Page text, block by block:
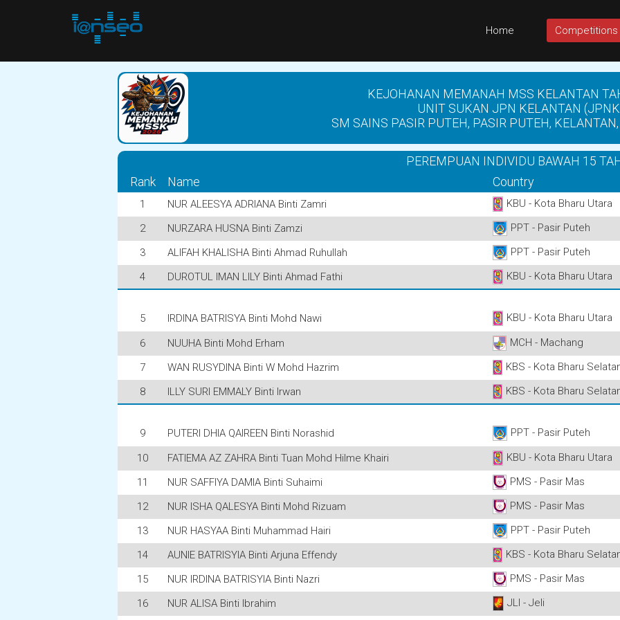
Home Competitions
KEJOHANAN MEMANAH MSS KELANTAN
UNIT SUKAN JPN KELANTAN
SM SAINS PASIR PUTEH, PASIR PUTEH,
PEREMPUAN INDIVIDU BAWAH 15
Rank
Name Country
1 NUR ALEESYA ADRIANA Binti Zamri KBU - Kota Bharu Utara
2 NURZARA HUSNA Binti Zamzi PPT - Pasir Puteh
3 ALIFAH KHALISHA Binti Ahmad Ruhullah PPT - Pasir Puteh
4 DUROTUL IMAN LILY Binti Ahmad Fathi KBU - Kota Bharu Utara
5 IRDINA BATRISYA Binti Mohd Nawi KBU - Kota Bharu Utara
6 NUUHA Binti Mohd Erham MCH - Machang
7 WAN RUSYDINA Binti W Mohd Hazrim KBS - Kota Bharu
8 ILLY SURI EMMALY Binti Irwan KBS - Kota Bharu
9 PUTERI DHIA QAIREEN Binti Norashid PPT - Pasir Puteh
10 FATIEMA AZ ZAHRA Binti Tuan Mohd Hilme Khairi KBU - Kota Bharu Utara
11 NUR SAFFIYA DAMIA Binti Suhaimi PMS - Pasir Mas
12 NUR ISHA QALESYA Binti Mohd Rizuam PMS - Pasir Mas
13 NUR HASYAA Binti Muhammad Hairi PPT - Pasir Puteh
14 AUNIE BATRISYIA Binti Arjuna Effendy KBS - Kota Bharu
15 NUR IRDINA BATRISYIA Binti Nazri PMS - Pasir Mas
16 NUR ALISA Binti Ibrahim JLI - Jeli